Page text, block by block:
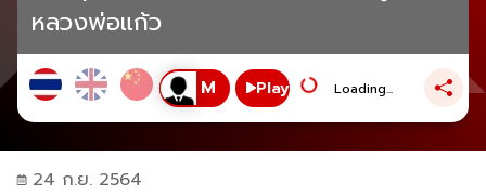
หลวงพ่อแก้ว
Play Loading...
24 ก.ย. 2564